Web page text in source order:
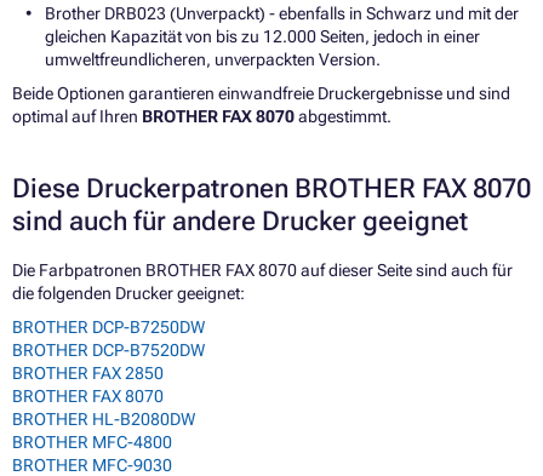
Brother DRB023 (Unverpackt) - ebenfalls in Schwarz und mit der
gleichen Kapazität von bis zu 12.000 Seiten, jedoch in einer
umweltfreundlicheren, unverpackten Version.
Beide Optionen garantieren einwandfreie Druckergebnisse und sind
optimal auf Ihren BROTHER FAX 8070abgestimmt.
Diese Druckerpatronen BROTHER FAX 8070
sind auch für andere Drucker geeignet
Die Farbpatronen BROTHER FAX 8070 auf dieser Seite sind auch für
die folgenden Drucker geeignet:
BROTHER DCP-B7250DW
BROTHER DCP-B7520DW
BROTHER FAX 2850
BROTHER FAX 8070
BROTHER HL-B2080DW
BROTHER MFC-4800
BROTHER MFC-9030